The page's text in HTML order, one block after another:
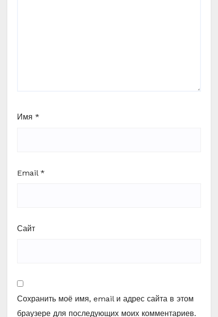
Имя *
Email *
Сайт
Сохранить моё имя, email и адрес сайта в этом
браузере для последующих моих комментариев.